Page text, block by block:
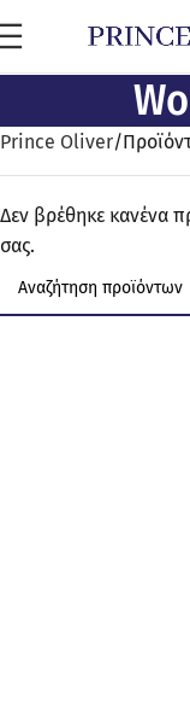
Prince Oliver
Δεν βρέθηκε κανένα
σας.